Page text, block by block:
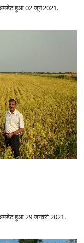
अपडेट हुआ 02 जून 2021.
हुआ 29 जनवरी 2021.